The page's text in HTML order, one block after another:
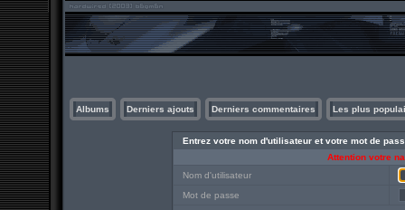
Albums Derniers ajouts Derniers commentaires Les plus
Entrez votre nom d'utilisateur et votre mot de
Attention votre
Nom d'utilisateur
Mot de passe